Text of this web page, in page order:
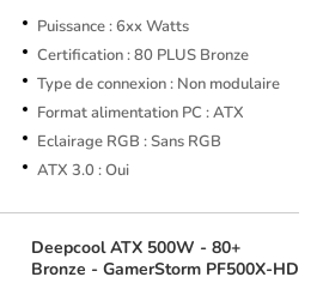
Puissance : 6xx Watts
Certification : 80 PLUS Bronze
Type de connexion : Non modulaire
Format alimentation PC : ATX
Eclairage RGB : Sans RGB
ATX 3.0 : Oui
DeepcoolATX 500W - 80+
Bronze - GamerStorm PF500X-HD